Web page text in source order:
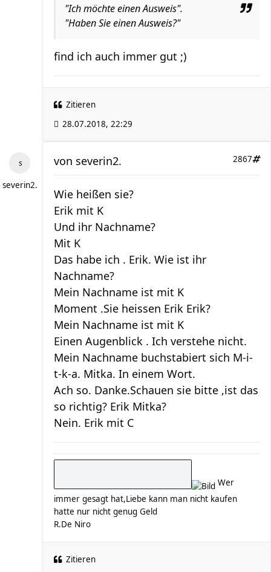
"Ich möchte einen Ausweis".
"Haben Sie einen Ausweis?"
find ich auch immer gut ;)
Zitieren
28.07.2018, 22:29
severin2.
2867
von severin2.
Wie heißen sie?
Erik mit K
Und ihr Nachname?
Mit K
Das habe ich . Erik. Wie ist ihr
Nachname?
Mein Nachname ist mit K
Moment .Sie heissen Erik Erik?
Mein Nachname ist mit K
Einen Augenblick . Ich verstehe nicht.
Mein Nachname buchstabiert sich M-i-
t-k-a. Mitka. In einem Wort.
Ach so. Danke.Schauen sie bitte ,ist das
so richtig? Erik Mitka?
Nein. Erik mit C
Wer
immer gesagt hat,Liebe kann man nicht kaufen
hatte nur nicht genug Geld
R.De Niro
Zitieren